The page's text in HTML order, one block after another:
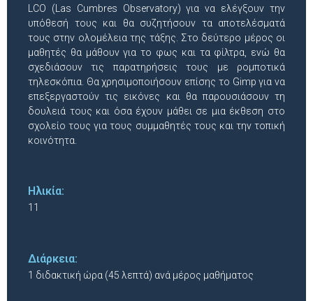
LCO (Las Cumbres Observatory) για να ελέγξουν την
υπόθεσή τους και θα συζητήσουν τα αποτελέσματά
τους στην ολομέλεια της τάξης. Στο δεύτερο μέρος οι
μαθητές θα μάθουν για το φως και τα φίλτρα, ενώ θα
σχεδιάσουν τις παρατηρήσεις τους με ρομποτικά
τηλεσκόπια. Θα χρησιμοποιήσουν επίσης το Gimp για να
επεξεργαστούν τις εικόνες και θα παρουσιάσουν τη
δουλειά τους και όσα έχουν μάθει σε μια έκθεση στο
σχολείο τους για τους συμμαθητές τους και την τοπική
κοινότητα.
Ηλικία:
11
Διάρκεια:
1 διδακτική ώρα (45 λεπτά) ανά μέρος μαθήματος